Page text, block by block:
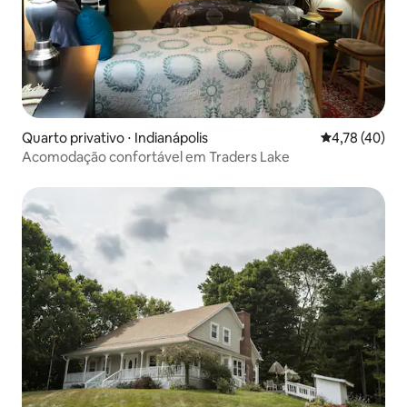
Quarto privativo ⋅ Indianápolis 4,78 de uma
4,78 (40)
Acomodação confortável em Traders Lake